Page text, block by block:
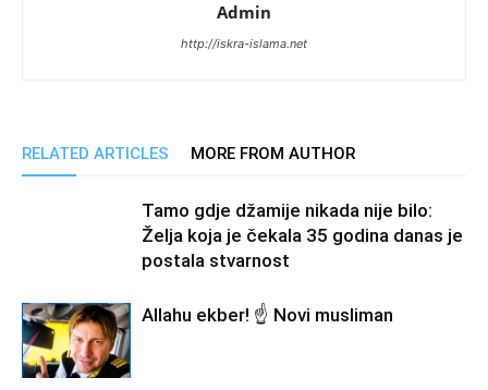
Admin
http://iskra-islama.net
RELATED ARTICLES MORE FROM AUTHOR
Tamo gdje džamije nikada nije bilo:
Želja koja je čekala 35 godina danas je
postala stvarnost
Allahu ekber! ☝️ Novi musliman